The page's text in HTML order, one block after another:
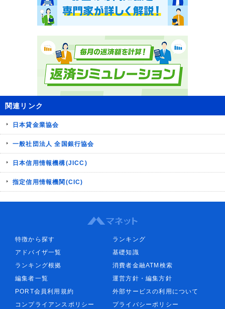
関連リンク
日本貸金業協会
一般社団法人 全国銀行協会
日本信用情報機構(JICC)
指定信用情報機関(CIC)
特徴から探す
ランキング
アドバイザ一覧
基礎知識
ランキング根拠
消費者金融ATM検索
編集者一覧
運営方針・編集方針
PORT会員利用規約
外部サービスの利用について
コンプライアンスポリシー
プライバシーポリシー